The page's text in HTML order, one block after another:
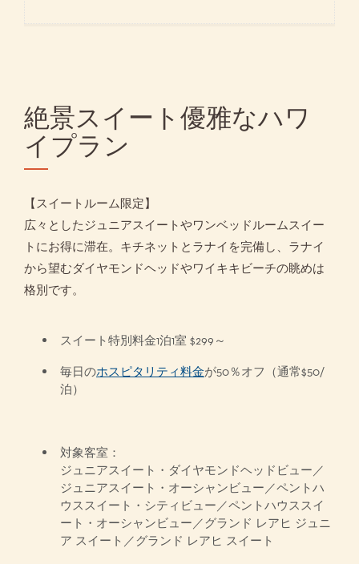
絶景スイート優雅なハワ
イプラン
【スイートルーム限定】
広々としたジュニアスイートやワンベッドルームスイー
トにお得に滞在。キチネットとラナイを完備し、ラナイ
から望むダイヤモンドヘッドやワイキキビーチの眺めは
格別です。
スイート特別料金1泊1室 $299～
毎日のホスピタリティ料金が50％オフ（通常$50/
泊）
対象客室：
ジュニアスイート・ダイヤモンドヘッドビュー／
ジュニアスイート・オーシャンビュー／ペントハ
ウススイート・シティビュー／ペントハウススイ
ート・オーシャンビュー／グランド レアヒ ジュニ
ア スイート／グランド レアヒ スイート